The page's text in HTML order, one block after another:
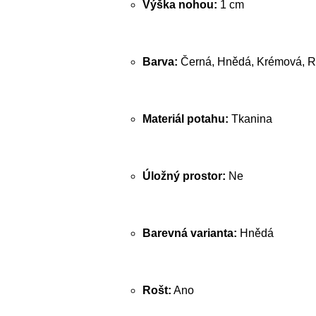
Výška nohou: 1 cm
Barva: Černá, Hnědá, Krémová,
Materiál potahu: Tkanina
Úložný prostor: Ne
Barevná varianta: Hnědá
Rošt: Ano